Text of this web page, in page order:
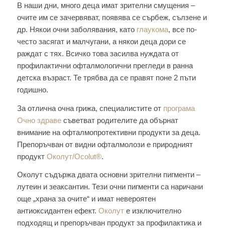
В наши дни, много деца имат зрителни смущения –
очите им се зачервяват, появява се сърбеж, сълзене и
др. Някои очни заболявания, като глаукома, все по-
често засягат и малчугани, а някои деца дори се
раждат с тях. Всичко това засилва нуждата от
профилактични офталмологични прегледи в ранна
детска възраст. Те трябва да се правят поне 2 пъти
годишно.
За отлична очна грижа, специалистите от програма
Очно здравесъветват родителите да обърнат
внимание на офталмопротективни продукти за деца.
Препоръчван от видни офталмолози е природният
продукт Околут/Ocolut®.
Околут съдържа двата основни зрителни пигменти –
лутеин и зеаксантин. Тези очни пигменти са наричани
още „храна за очите“ и имат невероятен
антиоксидантен ефект. Околуте изключително
подходящ и препоръчван продукт за профилактика и